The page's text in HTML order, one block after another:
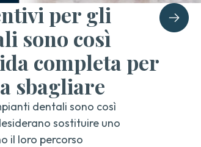
per gli
sono così
completa per
sbagliare
dentali sono così
sostituire uno
il loro percorso